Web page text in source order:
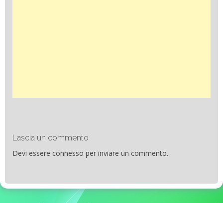
Lascia un commento
Devi essere connesso per inviare un commento.